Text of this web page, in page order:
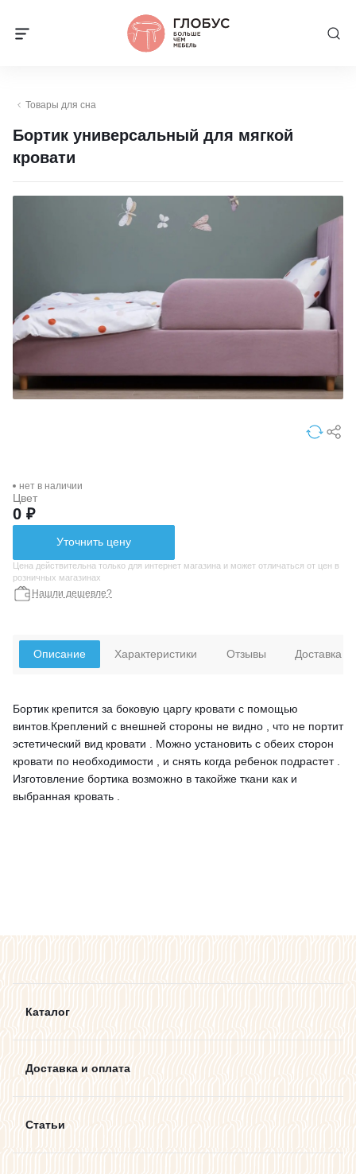
Товары для сна
Бортик универсальный для мягкой
кровати
нет в наличии
Цвет
0 ₽
Уточнить цену
Цена действительна только для интернет магазина и может отличаться от цен в
розничных магазинах
Нашли дешевле?
Описание
Бортик крепится за боковую царгу кровати с помощью
винтов.Креплений с внешней стороны не видно , что не портит
эстетический вид кровати . Можно установить с обеих сторон
кровати по необходимости , и снять когда ребенок подрастет .
Изготовление бортика возможно в такойже ткани как и
выбранная кровать .
Характеристики Отзывы Доставка
Каталог
Доставка и оплата
Статьи